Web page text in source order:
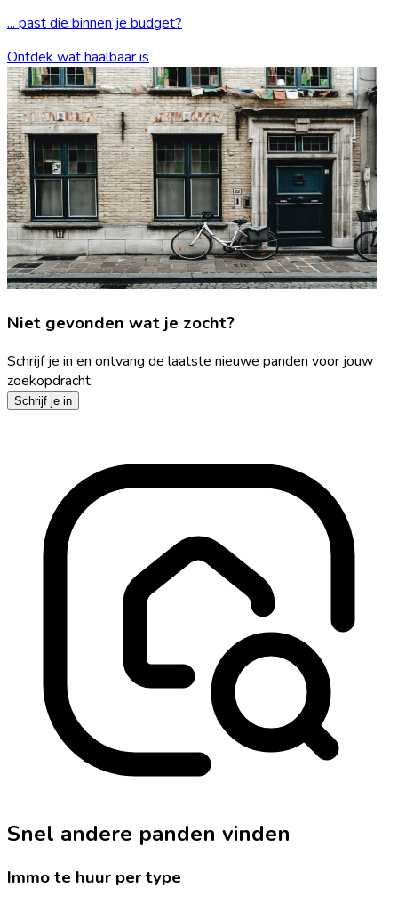
... past die binnen je budget?
Ontdek wat haalbaar is
Niet gevonden wat je zocht?
Schrijf je in en ontvang de laatste nieuwe panden voor jouw
zoekopdracht.
Schrijf je in
Snel andere panden vinden
Immo te huur per type